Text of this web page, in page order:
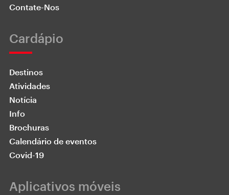
Contate-Nos
Cardápio
Destinos
Atividades
Notícia
Info
Brochuras
Calendário de eventos
Covid-19
Aplicativos móveis